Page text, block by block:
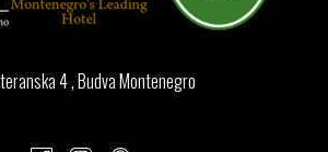
4 , Budva Montenegro